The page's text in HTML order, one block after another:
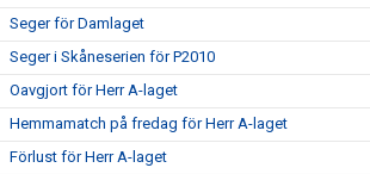
Seger för Damlaget
Seger i Skåneserien för P2010
Oavgjort för Herr A-laget
Hemmamatch på fredag för Herr A-laget
Förlust för Herr A-laget